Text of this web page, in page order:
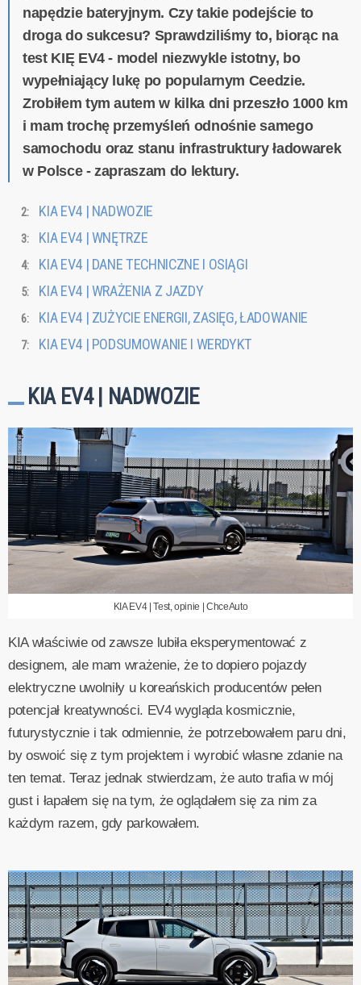
napędzie bateryjnym. Czy takie podejście to
droga do sukcesu? Sprawdziliśmy to, biorąc na
test KIĘ EV4 - model niezwykle istotny, bo
wypełniający lukę po popularnym Ceedzie.
Zrobiłem tym autem w kilka dni przeszło 1000 km
i mam trochę przemyśleń odnośnie samego
samochodu oraz stanu infrastruktury ładowarek
w Polsce - zapraszam do lektury.
KIA EV4 | NADWOZIE
KIA EV4 | WNĘTRZE
KIA EV4 | DANE TECHNICZNE I OSIĄGI
KIA EV4 | WRAŻENIA Z JAZDY
KIA EV4 | ZUŻYCIE ENERGII, ZASIĘG, ŁADOWANIE
KIA EV4 | PODSUMOWANIE I WERDYKT
KIA EV4 | NADWOZIE
KIA EV4 | Test, opinie | ChceAuto
KIA właściwie od zawsze lubiła eksperymentować z
designem, ale mam wrażenie, że to dopiero pojazdy
elektryczne uwolniły u koreańskich producentów pełen
potencjał kreatywności. EV4 wygląda kosmicznie,
futurystycznie i tak odmiennie, że potrzebowałem paru dni,
by oswoić się z tym projektem i wyrobić własne zdanie na
ten temat. Teraz jednak stwierdzam, że auto trafia w mój
gust i łapałem się na tym, że oglądałem się za nim za
każdym razem, gdy parkowałem.